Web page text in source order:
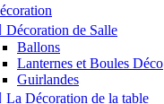
Décoration de Salle
Ballons
Lanternes et Boules Déco
Guirlandes
La Décoration de la table